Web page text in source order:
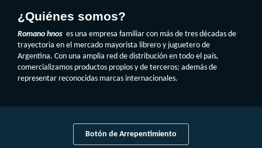
¿Quiénes somos?
Romano hnos es una empresa familiar con más de tres décadas de
trayectoria en el mercado mayorista librero y juguetero de
Argentina. Con una amplia red de distribución en todo el país,
comercializamos productos propios y de terceros; además de
representar reconocidas marcas internacionales.
Botón de Arrepentimiento